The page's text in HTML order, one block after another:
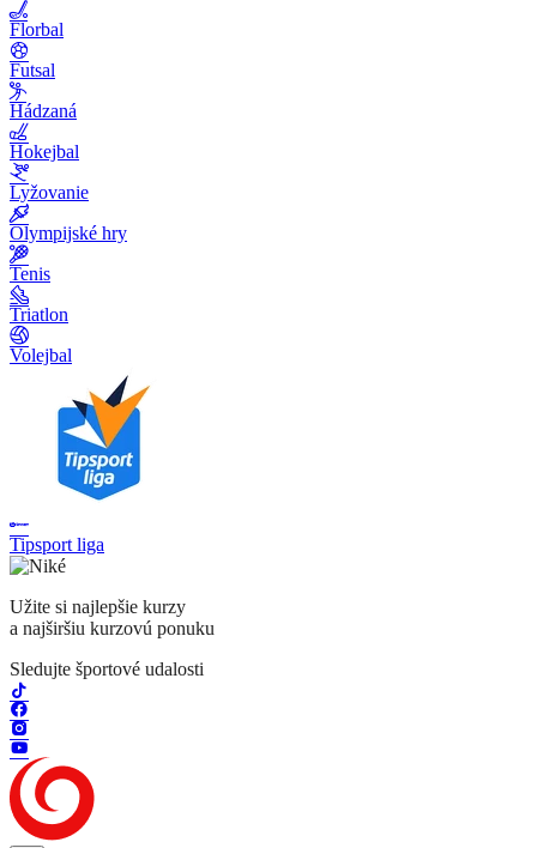
Florbal
Futsal
Hádzaná
Hokejbal
Lyžovanie
Olympijské hry
Tenis
Triatlon
Volejbal
Tipsport liga
Užite si najlepšie kurzy
a najširšiu kurzovú ponuku
Sledujte športové udalosti